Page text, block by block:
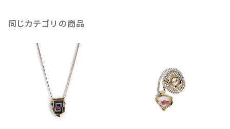
同じカテゴリの商品